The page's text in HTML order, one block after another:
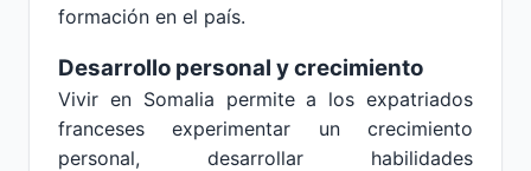
formación en el país.
Desarrollo personal y crecimiento
Vivir en Somalia permite a los expatriados
franceses experimentar un crecimiento
personal, desarrollar habilidades